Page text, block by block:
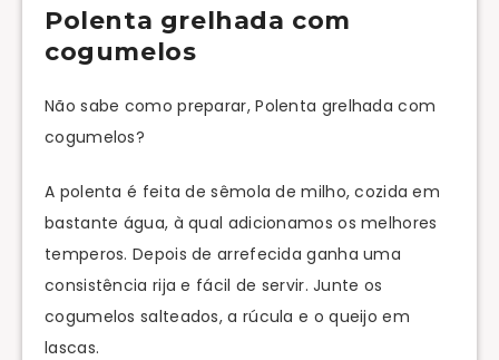
Polenta grelhada com
cogumelos
Não sabe como preparar, Polenta grelhada com
cogumelos?
A polenta é feita de sêmola de milho, cozida em
bastante água, à qual adicionamos os melhores
temperos. Depois de arrefecida ganha uma
consistência rija e fácil de servir. Junte os
cogumelos salteados, a rúcula e o queijo em
lascas.